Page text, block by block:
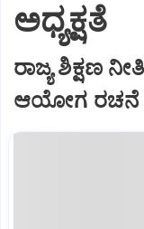
ಅಧ್ಯಕ್ಷತೆ
ರಾಜ್ಯ ಶಿಕ್ಷಣ
ಆಯೋಗ ರಚನೆ